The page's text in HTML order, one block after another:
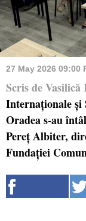
27 May 2026 09:00
Scris de Vasilică
Internaționale
Oradea s-au
Pereț Albiter,
Fundației